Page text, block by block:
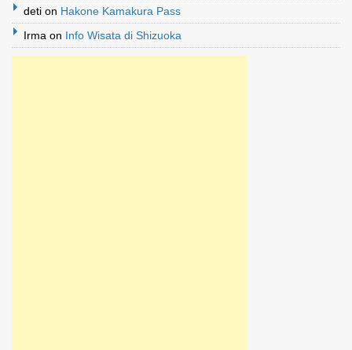
deti on Hakone Kamakura Pass
Irma on Info Wisata di Shizuoka